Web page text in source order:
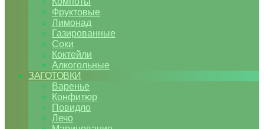
Фруктовые
Лимонад
Газированные
Соки
Коктейли
Алкогольные
ЗАГОТОВКИ
Варенье
Конфитюр
Повидло
Лечо